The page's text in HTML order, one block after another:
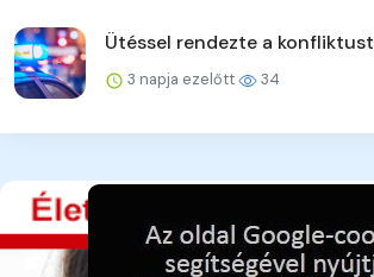
Ütéssel rendezte a konfliktust
3 napja ezelőtt 34